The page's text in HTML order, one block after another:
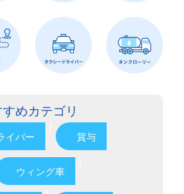
めカテゴリ
イバー 賞与
ウィング車